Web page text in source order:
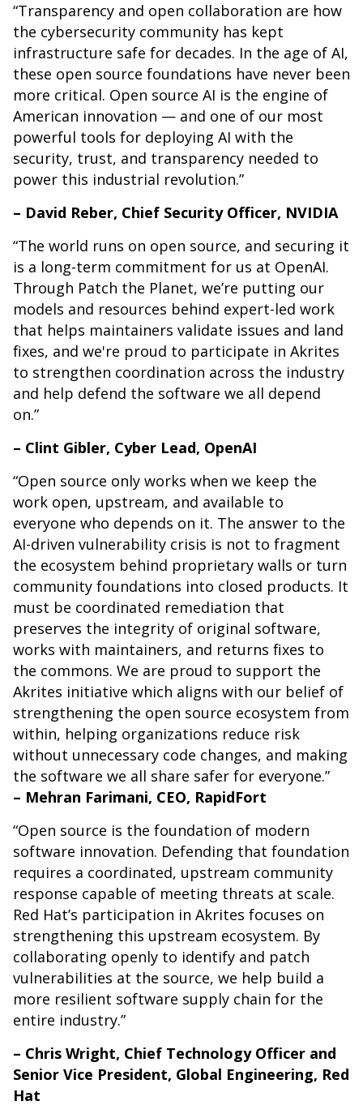
“Transparency and open collaboration are how
the cybersecurity community has kept
infrastructure safe for decades. In the age of AI,
these open source foundations have never been
more critical. Open source AI is the engine of
American innovation — and one of our most
powerful tools for deploying AI with the
security, trust, and transparency needed to
power this industrial revolution.”
– David Reber, Chief Security Officer, NVIDIA
“The world runs on open source, and securing it
is a long-term commitment for us at OpenAI.
Through Patch the Planet, we’re putting our
models and resources behind expert-led work
that helps maintainers validate issues and land
fixes, and we're proud to participate in Akrites
to strengthen coordination across the industry
and help defend the software we all depend
on.”
– Clint Gibler, Cyber Lead, OpenAI
“Open source only works when we keep the
work open, upstream, and available to
everyone who depends on it. The answer to the
AI-driven vulnerability crisis is not to fragment
the ecosystem behind proprietary walls or turn
community foundations into closed products. It
must be coordinated remediation that
preserves the integrity of original software,
works with maintainers, and returns fixes to
the commons. We are proud to support the
Akrites initiative which aligns with our belief of
strengthening the open source ecosystem from
within, helping organizations reduce risk
without unnecessary code changes, and making
the software we all share safer for everyone.”
– Mehran Farimani, CEO, RapidFort
“Open source is the foundation of modern
software innovation. Defending that foundation
requires a coordinated, upstream community
response capable of meeting threats at scale.
Red Hat’s participation in Akrites focuses on
strengthening this upstream ecosystem. By
collaborating openly to identify and patch
vulnerabilities at the source, we help build a
more resilient software supply chain for the
entire industry.”
– Chris Wright, Chief Technology Officer and
Senior Vice President, Global Engineering, Red
Hat